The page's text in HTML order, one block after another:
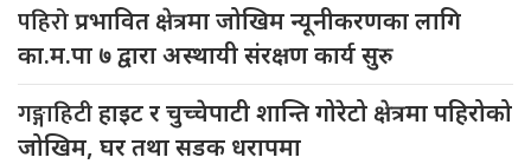
पहिरोप्रभावित क्षेत्रमा जोखिम न्यूनीकरणका लागि
का.म.पा ७ द्वारा अस्थायी संरक्षण कार्य सुरु
गङ्गाहिटीहाइट र चुच्चेपाटी शान्ति गोरेटो क्षेत्रमा पहिरोको
जोखिम, घर तथा सडक धरापमा